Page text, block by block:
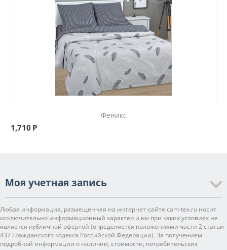
Феникс
1,710 Р
Моя учетная запись
Любая информация, размещенная на интернет-сайте cam-tex.ru носит
исключительно информационный характер и ни при каких условиях не
является публичной офертой (определяется положениями части 2 статьи
437 Гражданского кодекса Российской Федерации). За получением
подробной информации о наличии, стоимости, потребительских